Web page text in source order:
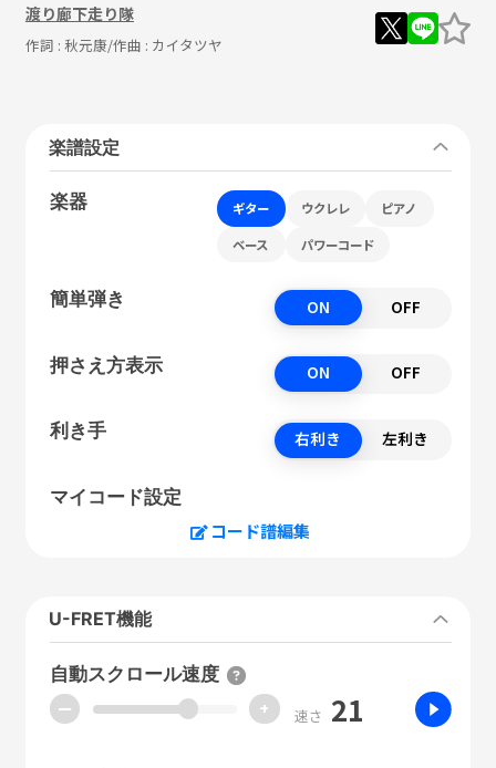
渡り廊下走り隊
作詞 : 秋元康/作曲 : カイタツヤ
楽譜設定
楽器 ギター ウクレレ ピアノ
ベース パワーコード
簡単弾き ON OFF
押さえ方表示 ON OFF
利き手 右利き 左利き
マイコード設定
コード譜編集
U-FRET機能
自動スクロール速度
ー + 速さ 21